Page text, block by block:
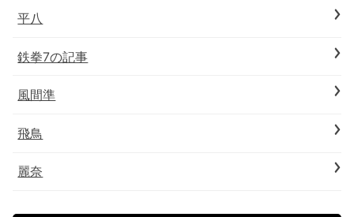
平八
鉄拳7の記事
風間準
飛鳥
麗奈